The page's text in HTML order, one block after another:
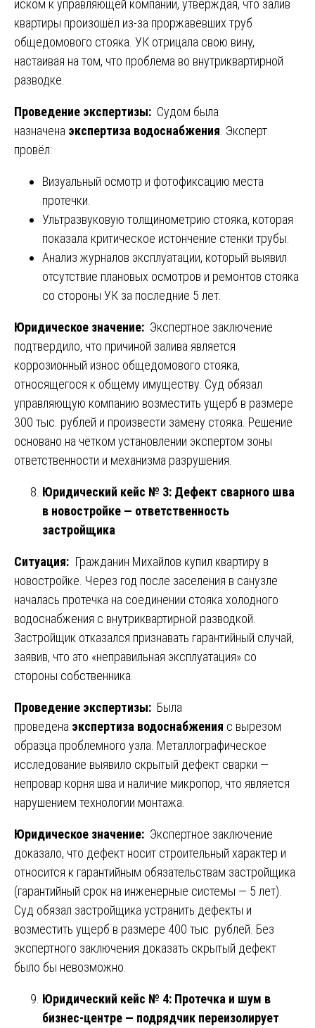
иском к управляющей компании, утверждая, что залив
квартиры произошёл из-за проржавевших труб
общедомового стояка. УК отрицала свою вину,
настаивая на том, что проблема во внутриквартирной
разводке.
Проведение экспертизы: Судом была
назначена экспертиза водоснабжения . Эксперт
провёл:
Визуальный осмотр и фотофиксацию места
протечки.
Ультразвуковую толщинометрию стояка, которая
показала критическое истончение стенки трубы.
Анализ журналов эксплуатации, который выявил
отсутствие плановых осмотров и ремонтов стояка
со стороны УК за последние 5 лет.
Юридическое значение: Экспертное заключение
подтвердило, что причиной залива является
коррозионный износ общедомового стояка,
относящегося к общему имуществу. Суд обязал
управляющую компанию возместить ущерб в размере
300 тыс. рублей и произвести замену стояка. Решение
основано на чётком установлении экспертом зоны
ответственности и механизма разрушения.
Юридический кейс № 3: Дефект сварного шва
в новостройке — ответственность
застройщика
Ситуация: Гражданин Михайлов купил квартиру в
новостройке. Через год после заселения в санузле
началась протечка на соединении стояка холодного
водоснабжения с внутриквартирной разводкой.
Застройщик отказался признавать гарантийный случай,
заявив, что это «неправильная эксплуатация» со
стороны собственника.
Проведение экспертизы: Была
проведена экспертиза водоснабжения с вырезом
образца проблемного узла. Металлографическое
исследование выявило скрытый дефект сварки —
непровар корня шва и наличие микропор, что является
нарушением технологии монтажа.
Юридическое значение: Экспертное заключение
доказало, что дефект носит строительный характер и
относится к гарантийным обязательствам застройщика
(гарантийный срок на инженерные системы — 5 лет).
Суд обязал застройщика устранить дефекты и
возместить ущерб в размере 400 тыс. рублей. Без
экспертного заключения доказать скрытый дефект
было бы невозможно.
Юридический кейс № 4: Протечка и шум в
бизнес-центре — подрядчик переизолирует